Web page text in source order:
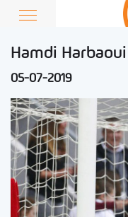
Hamdi
05-07-2019